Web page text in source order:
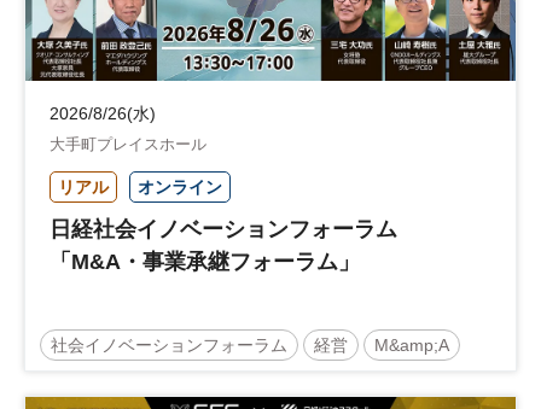
2026/8/26(水)
大手町プレイスホール
リアル オンライン
日経社会イノベーションフォーラム
「M&A・事業承継フォーラム」
社会イノベーションフォーラム 経営 M&amp;A
事業承継 中堅中小企業